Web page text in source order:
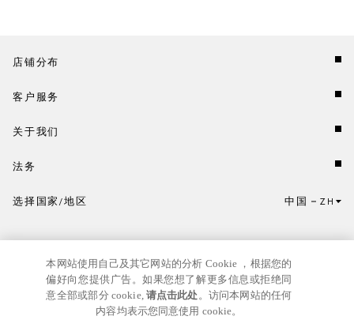
店铺分布
客户服务
关于我们
法务
点击此处选择国家/地区和语言。
选择国家/地区 中国 ZH
本网站使用自己及其它网站的分析 Cookie ，根据您的
偏好向您提供广告。如果您想了解更多信息或拒绝同
意全部或部分 cookie,请点击此处。访问本网站的任何
内容均表示您同意使用 cookie。